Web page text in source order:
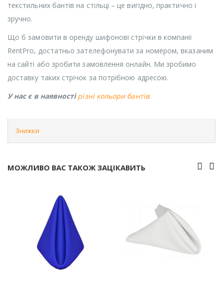
текстильних бантів на стільці – це вигідно, практично і
зручно.
Що б замовити в оренду шифонові стрічки в компанії
RentPro, достатньо зателефонувати за номером, вказаним
на сайті або зробити замовлення онлайн. Ми зробимо
доставку таких стрічок за потрібною адресою.
У нас є в наявності різні кольори бантів.
Знижки
МОЖЛИВО ВАС ТАКОЖ ЗАЦІКАВИТЬ